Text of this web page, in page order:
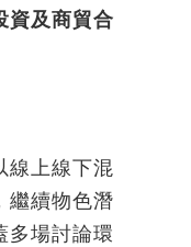
資及商貿合
線上線下混
繼續物色潛
多場討論環